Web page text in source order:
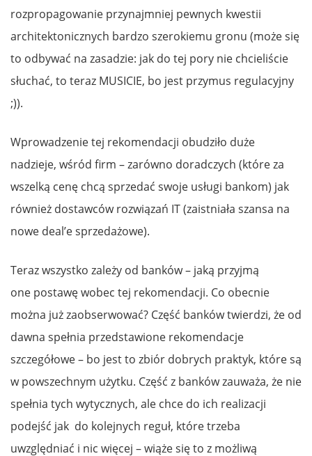
rozpropagowanie przynajmniej pewnych kwestii
architektonicznych bardzo szerokiemu gronu (może się
to odbywać na zasadzie: jak do tej pory nie chcieliście
słuchać, to teraz MUSICIE, bo jest przymus regulacyjny
;)).
Wprowadzenie tej rekomendacji obudziło duże
nadzieje, wśród firm – zarówno doradczych (które za
wszelką cenę chcą sprzedać swoje usługi bankom) jak
również dostawców rozwiązań IT (zaistniała szansa na
nowe deal’e sprzedażowe).
Teraz wszystko zależy od banków – jaką przyjmą
one postawę wobec tej rekomendacji. Co obecnie
można już zaobserwować? Część banków twierdzi, że od
dawna spełnia przedstawione rekomendacje
szczegółowe – bo jest to zbiór dobrych praktyk, które są
w powszechnym użytku. Część z banków zauważa, że nie
spełnia tych wytycznych, ale chce do ich realizacji
podejść jak do kolejnych reguł, które trzeba
uwzględniać i nic więcej – wiąże się to z możliwą